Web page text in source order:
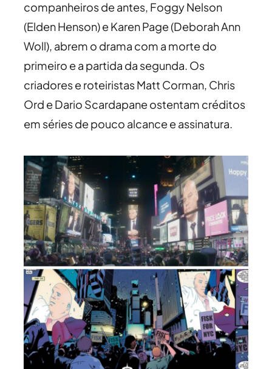
companheiros de antes, Foggy Nelson
(Elden Henson) e Karen Page (Deborah Ann
Woll), abrem o drama com a morte do
primeiro e a partida da segunda. Os
criadores e roteiristas Matt Corman, Chris
Ord e Dario Scardapane ostentam créditos
em séries de pouco alcance e assinatura.